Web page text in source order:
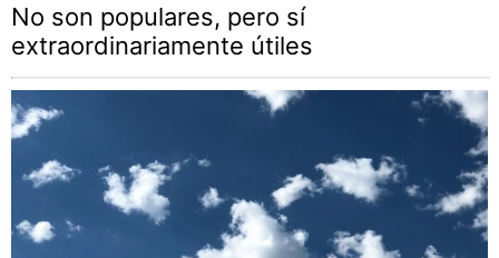
No son populares, pero sí
extraordinariamente útiles